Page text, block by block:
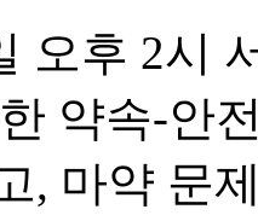
오후 2시
약속-안
, 마약 문